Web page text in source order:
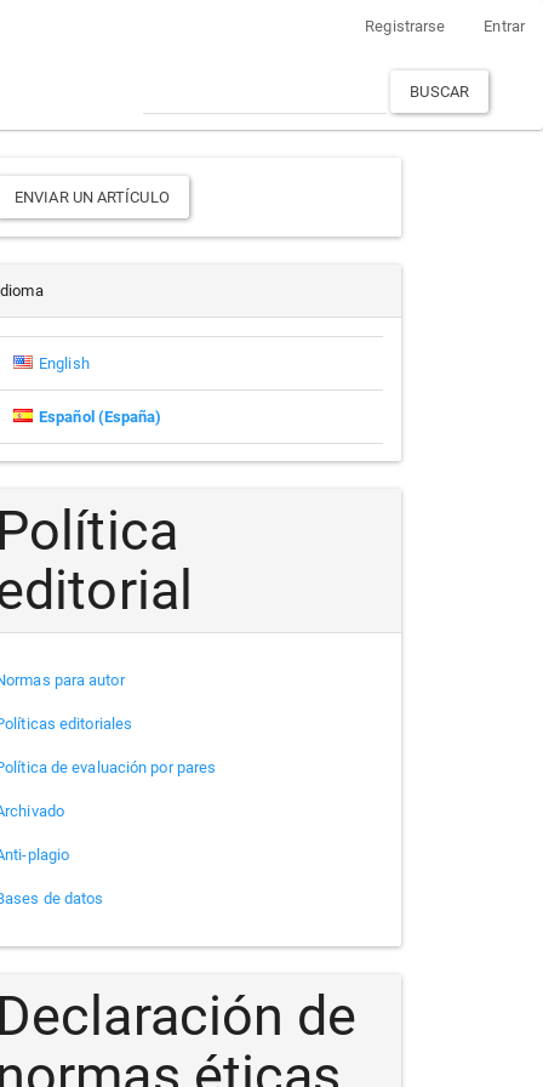
Registrarse Entrar
BUSCAR
ENVIAR UN ARTÍCULO
English
Español (España)
Política
para autor
editoriales
de evaluación por pares
plagio
de datos
Declaración de